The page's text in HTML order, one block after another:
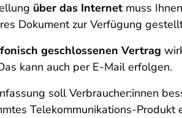
über das Internet muss
Dokument zur Verfügung
geschlossenen Vertrag
kann auch per E-Mail erfolgen.
soll Verbraucher:innen
Telekommunikations-Produkt